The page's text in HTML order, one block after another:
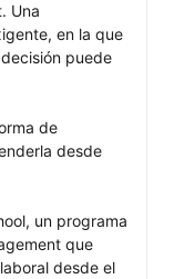
Una
en la que
puede
de
desde
un programa
que
desde el